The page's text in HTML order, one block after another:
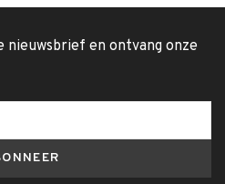
nieuwsbrief en ontvang onze